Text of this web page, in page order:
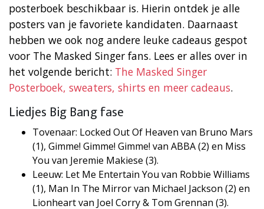
posterboek beschikbaar is. Hierin ontdek je alle
posters van je favoriete kandidaten. Daarnaast
hebben we ook nog andere leuke cadeaus gespot
voor The Masked Singer fans. Lees er alles over in
het volgende bericht: The Masked Singer
Posterboek, sweaters, shirts en meer cadeaus.
Liedjes Big Bang fase
Tovenaar: Locked Out Of Heaven van Bruno Mars
(1), Gimme! Gimme! Gimme! van ABBA (2) en Miss
You van Jeremie Makiese (3).
​Leeuw: Let Me Entertain You van Robbie Williams
(1), Man In The Mirror van Michael Jackson (2) en
Lionheart van Joel Corry & Tom Grennan (3).